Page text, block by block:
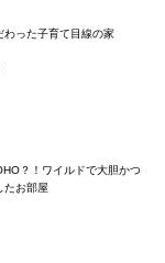
わった子育て目線の家
？！ワイルドで大胆かつ
たお部屋